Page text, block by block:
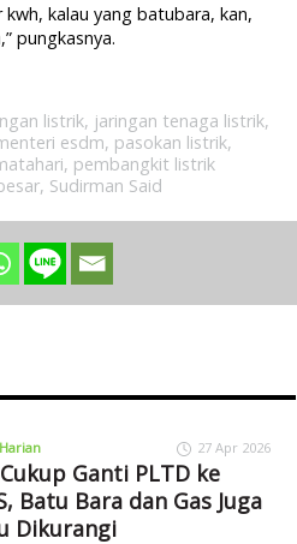
kwh, kalau yang batubara, kan,
pungkasnya.
listrik, jaringan tenaga listrik,
esdm, pasokan listrik,
, pembangkit listrik
, Sudirman Said
27 Apr 2026
Ganti PLTD ke
Batu Bara dan Gas Juga
Dikurangi